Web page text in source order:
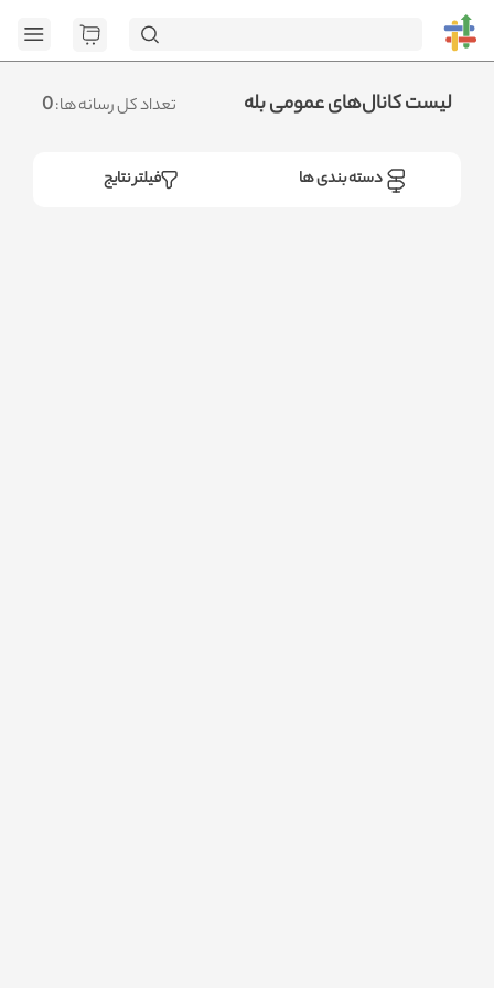
تعداد کل رسانه ها:0 لیست کانال‌های عمومی بله
فیلتر نتایج دسته بندی ها
page=1&social=all&sort_field=orders_num&sort_type=desc":
<no response> Failed to fetch
.متوجه شدم